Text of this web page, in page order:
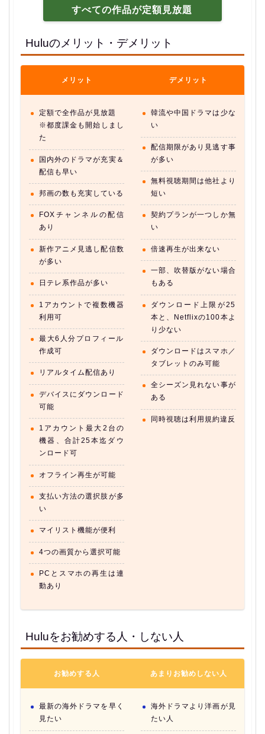
すべての作品が定額見放題
Huluのメリット・デメリット
メリット
定額で全作品が見放題
※都度課金も開始しまし
た
国内外のドラマが充実＆
配信も早い
邦画の数も充実している
FOXチャンネルの配信
あり
新作アニメ見逃し配信数
が多い
日テレ系作品が多い
1アカウントで複数機器
利用可
最大6人分プロフィール
作成可
リアルタイム配信あり
デバイスにダウンロード
可能
1アカウント最大2台の
機器、合計25本迄ダウ
ンロード可
オフライン再生が可能
支払い方法の選択肢が多
い
マイリスト機能が便利
4つの画質から選択可能
PCとスマホの再生は連
動あり
デメリット
韓流や中国ドラマは少な
い
配信期限があり見逃す事
が多い
無料視聴期間は他社より
短い
契約プランが一つしか無
い
倍速再生が出来ない
一部、吹替版がない場合
もある
ダウンロード上限が25
本と、Netflixの100本よ
り少ない
ダウンロードはスマホ／
タブレットのみ可能
全シーズン見れない事が
ある
同時視聴は利用規約違反
Huluをお勧めする人・しない人
お勧めする人
最新の海外ドラマを早く
見たい
あまりお勧めしない人
海外ドラマより洋画が見
たい人